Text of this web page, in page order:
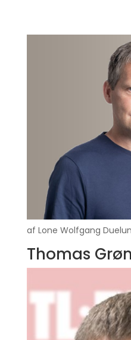
Thomas
af Lone Wolfgang